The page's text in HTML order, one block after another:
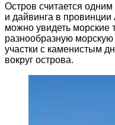
Остров считается
и дайвинга в
можно увидеть морские
разнообразную
участки с каменистым
вокруг острова.